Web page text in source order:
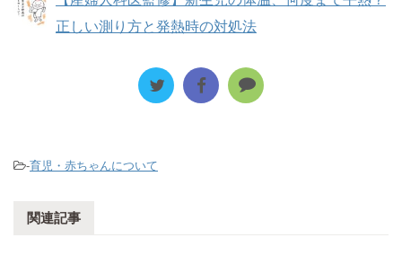
正しい測り方と発熱時の対処法
-育児・赤ちゃんについて
関連記事